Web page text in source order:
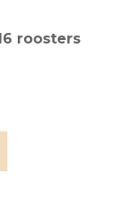
roosters